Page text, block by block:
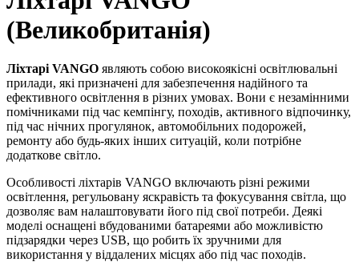
(Великобританія)
Ліхтарі VANGO являють собою високоякісні освітлювальні
прилади, які призначені для забезпечення надійного та
ефективного освітлення в різних умовах. Вони є незамінними
помічниками під час кемпінгу, походів, активного відпочинку,
під час нічних прогулянок, автомобільних подорожей,
ремонту або будь-яких інших ситуацій, коли потрібне
додаткове світло.
Особливості ліхтарів VANGO включають різні режими
освітлення, регульовану яскравість та фокусування світла, що
дозволяє вам налаштовувати його під свої потреби. Деякі
моделі оснащені вбудованими батареями або можливістю
підзарядки через USB, що робить їх зручними для
використання у віддалених місцях або під час походів.